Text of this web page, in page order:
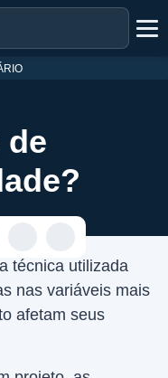
de
técnica utilizada
nas variáveis mais
afetam seus